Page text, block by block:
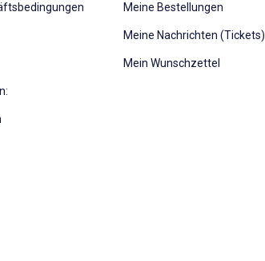
Meine Bestellungen
Meine Nachrichten (Tickets)
Mein Wunschzettel